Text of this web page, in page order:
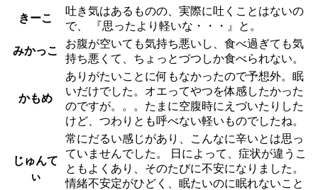
きーこ
吐き気はあるものの、実際に吐くことはないの
で、 『思ったより軽いな・・・』と。
みかっこ
お腹が空いても気持ち悪いし、食べ過ぎても気
持ち悪くて、ちょっとづつしか食べられない。
かもめ
ありがたいことに何もなかったので予想外。眠
いだけでした。オエってやつを体感したかった
のですが。。。たまに空腹時にえづいたりした
けど、つわりとも呼べない軽いものでしたね。
じゅんて
ぃ
常にだるい感じがあり、こんなに辛いとは思っ
ていませんでした。 日によって、症状が違うこ
ともよくあり、そのたびに不安になりました。
情緒不安定がひどく、眠たいのに眠れないこと